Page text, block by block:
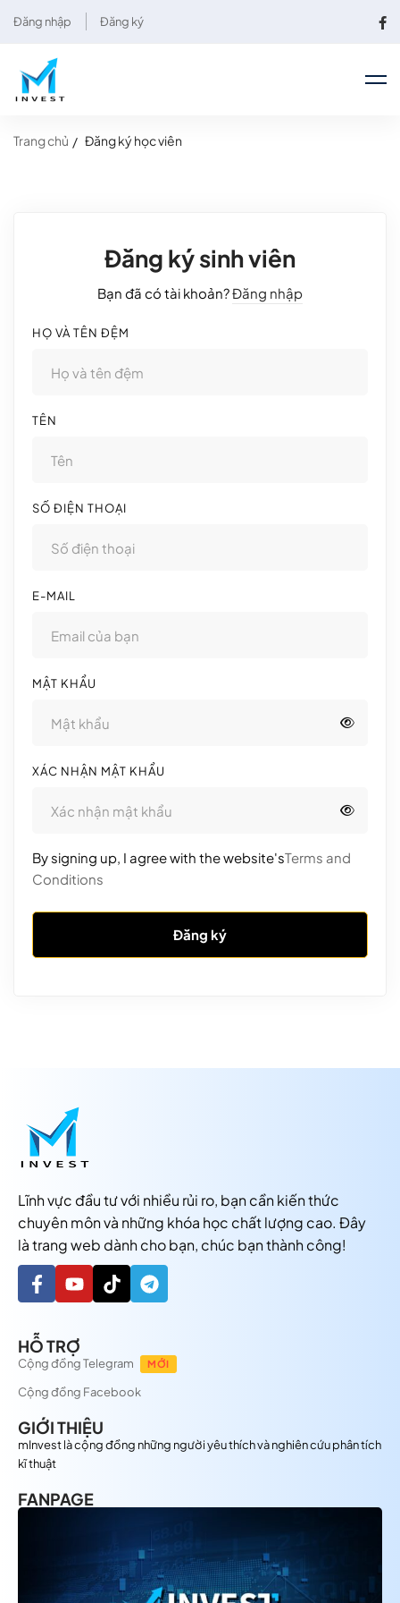
Đăng nhập Đăng ký
Trang chủ Đăng ký học viên
Đăng ký sinh viên
Bạn đã có tài khoản?Đăng nhập
HỌ VÀ TÊN ĐỆM
TÊN
SỐ ĐIỆN THOẠI
E-MAIL
MẬT KHẨU
XÁC NHẬN MẬT KHẨU
By signing up, I agree with the website'sTerms and
Conditions
Đăng ký
Lĩnh vực đầu tư với nhiều rủi ro, bạn cần kiến thức
chuyên môn và những khóa học chất lượng cao. Đây
là trang web dành cho bạn, chúc bạn thành công!
HỖ TRỢ
Cộng đồng Telegram MỚI
Cộng đồng Facebook
GIỚI THIỆU
mInvest là cộng đồng những người yêu thích và nghiên cứu phân tích
kĩ thuật
FANPAGE